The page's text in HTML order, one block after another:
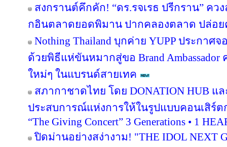
สงกรานต์คึกคัก! “ดร.รจเรธ ปรีกราน” คว
กอินตลาดยอดพิมาน ปากคลองตลาด ปล่อย
Nothing Thailand บุกค่าย YUPP ประกาศ
ด้วยพิธีแห่ขันหมากสู่ขอ Brand Ambassador
ใหม่ๆ ในแบรนด์สายเทค
สภากาชาดไทย โดย DONATION HUB แ
ประสบการณ์แห่งการให้ในรูปแบบคอนเสิร์ต
“The Giving Concert” 3 Generations • 1
ปิดม่านอย่างสง่างาม! "THE IDOL NEXT